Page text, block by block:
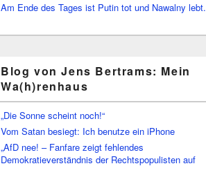
Am Ende des Tages ist Putin tot und Nawalny lebt.
Blog von Jens Bertrams: Mein
Wa(h)renhaus
„Die Sonne scheint noch!“
Vom Satan besiegt: Ich benutze ein iPhone
„AfD nee! – Fanfare zeigt fehlendes
Demokratieverständnis der Rechtspopulisten auf